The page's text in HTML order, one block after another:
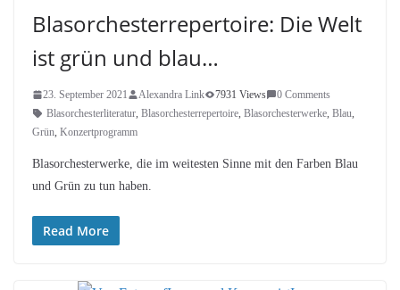
Blasorchesterrepertoire: Die Welt
ist grün und blau…
23. September 2021 Alexandra Link 7931 Views
0 Comments
Blasorchesterliteratur, Blasorchesterrepertoire, Blasorchesterwerke, Blau,
Grün, Konzertprogramm
Blasorchesterwerke, die im weitesten Sinne mit den Farben Blau
und Grün zu tun haben.
Read More